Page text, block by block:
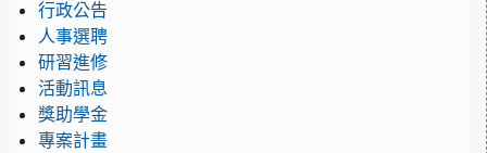
行政公告
人事選聘
研習進修
活動訊息
獎助學金
專案計畫